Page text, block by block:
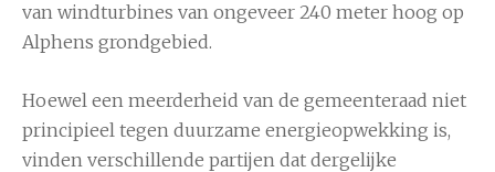
van windturbines van ongeveer 240 meter hoog op
Alphens grondgebied.
Hoewel een meerderheid van de gemeenteraad niet
principieel tegen duurzame energieopwekking is,
vinden verschillende partijen dat dergelijke